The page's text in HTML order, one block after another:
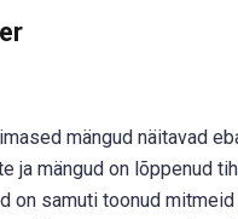
mängud näitavad
ja mängud on lõppenud
on samuti toonud mitmeid